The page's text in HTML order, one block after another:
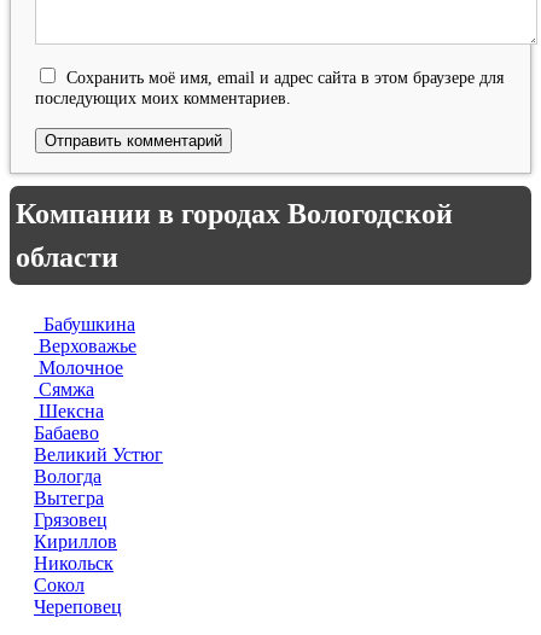
Сохранить моё имя, email и адрес сайта в этом браузере для
последующих моих комментариев.
Компании в городах Вологодской
области
Бабушкина
Верховажье
Молочное
Сямжа
Шексна
Бабаево
Великий Устюг
Вологда
Вытегра
Грязовец
Кириллов
Никольск
Сокол
Череповец